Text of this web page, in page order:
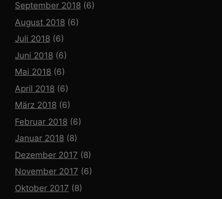
September 2018 (6)
August 2018 (6)
Juli 2018 (6)
Juni 2018 (6)
Mai 2018 (6)
April 2018 (6)
März 2018 (6)
Februar 2018 (6)
Januar 2018 (8)
Dezember 2017 (8)
November 2017 (6)
Oktober 2017 (8)